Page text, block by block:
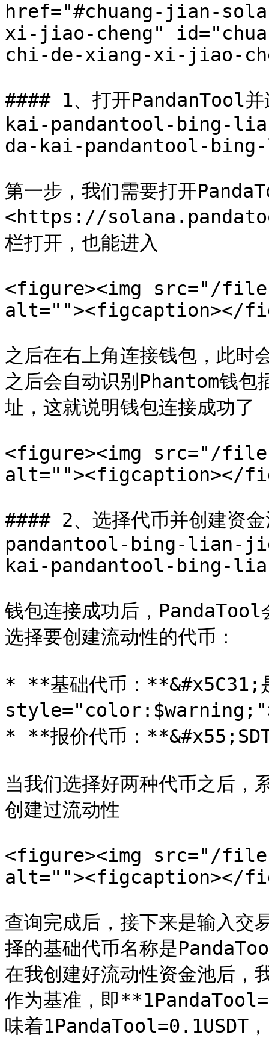
href="#chuang-jian-
xi-jiao-cheng"
chi-de-xiang-xi-jiao-
#### 1、打开
kai-pandantool-bing-
da-kai-pandantool-
第一步，我们需要打开
<https://
栏打开，也能进入
<figure><img src="/files/
alt=""><figcaption></
之后在右上角连接钱包，此时
之后会自动识别Phantom钱包
址，这就说明钱包连接成功了
<figure><img src="/files/
alt=""><figcaption></
#### 2、选择代币并创建
pandantool-bing-lian-
kai-pandantool-bing-
钱包连接成功后，PandaTool
选择要创建流动性的代币：
* **基础代币：**&#x5C31;
* **报价代币：**&#x55;SDT
当我们选择好两种代币之后，
创建过流动性
<figure><img src="/files/
alt=""><figcaption></
查询完成后，接下来是输入交
择的基础代币名称是
在我创建好流动性资金池后，
作为基准，即
味着1PandaTool=0.1USDT